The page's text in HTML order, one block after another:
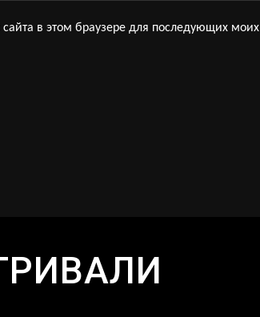
в этом браузере для последующих моих